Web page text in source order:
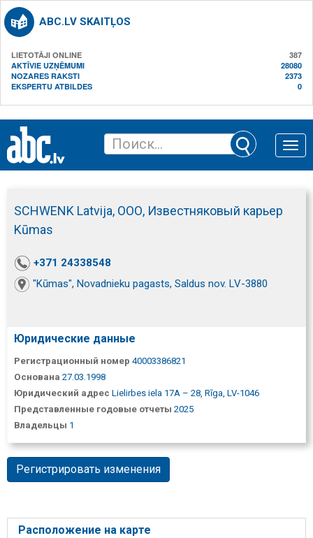
ABC.LV SKAITĻOS
LIETOTĀJI ONLINE
387
AKTĪVIE UZŅĒMUMI
28080
NOZARES RAKSTI
2373
EKSPERTU ATBILDES
0
Toggle
SCHWENK Latvija, ООО, Известняковый карьер
Kūmas
+371 24338548
"Kūmas", Novadnieku pagasts, Saldus nov. LV-3880
Юридические данные
Регистрационный номер 40003386821
Основана 27.03.1998
Юридический адрес Lielirbes iela 17A – 28, Rīga, LV-1046
Представленные годовые отчеты 2025
Владельцы 1
Регистрировать изменения
Расположение на карте